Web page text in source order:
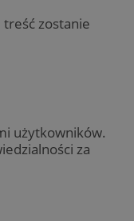
zostanie
użytkowników.
za